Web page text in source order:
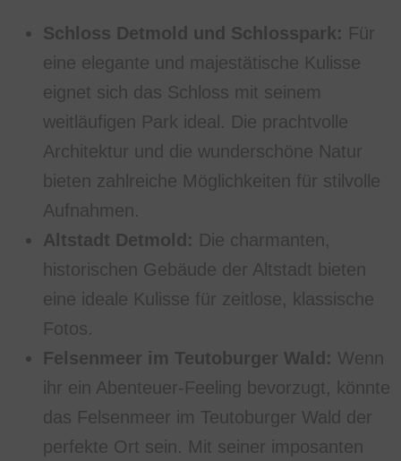
Schloss Detmold und Schlosspark: Für
eine elegante und majestätische Kulisse
eignet sich das Schloss mit seinem
weitläufigen Park ideal. Die prachtvolle
Architektur und die wunderschöne Natur
bieten zahlreiche Möglichkeiten für stilvolle
Aufnahmen.
Altstadt Detmold: Die charmanten,
historischen Gebäude der Altstadt bieten
eine ideale Kulisse für zeitlose, klassische
Fotos.
Felsenmeer im Teutoburger Wald: Wenn
ihr ein Abenteuer-Feeling bevorzugt, könnte
das Felsenmeer im Teutoburger Wald der
perfekte Ort sein. Mit seiner imposanten